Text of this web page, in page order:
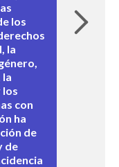
los
la
la
los
con
ha
de
de
la
de
el
Este
la
la